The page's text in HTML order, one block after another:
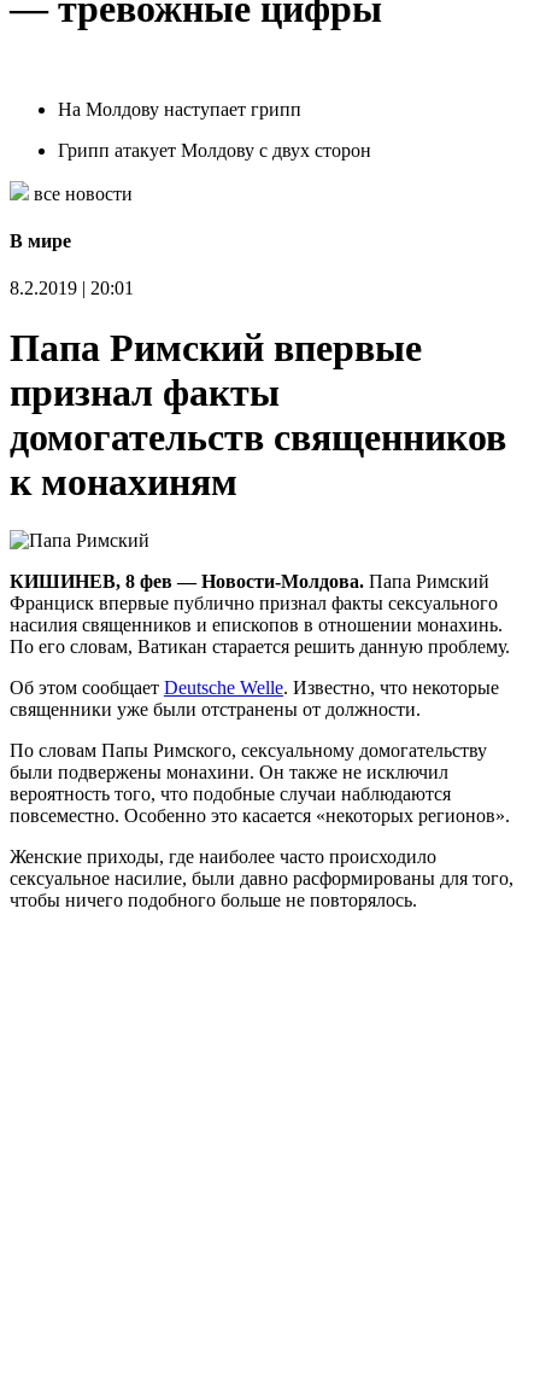
— тревожные цифры
На Молдову наступает грипп
Грипп атакует Молдову с двух сторон
все новости
В мире
8.2.2019 | 20:01
Папа Римский впервые
признал факты
домогательств священников
к монахиням
КИШИНЕВ, 8 фев — Новости-Молдова. Папа Римский
Франциск впервые публично признал факты сексуального
насилия священников и епископов в отношении монахинь.
По его словам, Ватикан старается решить данную проблему.
Об этом сообщает Deutsche Welle. Известно, что некоторые
священники уже были отстранены от должности.
По словам Папы Римского, сексуальному домогательству
были подвержены монахини. Он также не исключил
вероятность того, что подобные случаи наблюдаются
повсеместно. Особенно это касается «некоторых регионов».
Женские приходы, где наиболее часто происходило
сексуальное насилие, были давно расформированы для того,
чтобы ничего подобного больше не повторялось.